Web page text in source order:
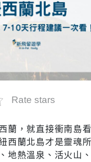
Rate stars
蘭，就直接衝南島看
西蘭北島才是靈魂
地熱溫泉、活火山